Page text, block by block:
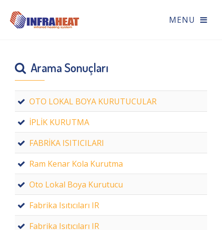
Arama Sonuçları
OTO LOKAL BOYA KURUTUCULAR
İPLİK KURUTMA
FABRİKA ISITICILARI
Ram Kenar Kola Kurutma
Oto Lokal Boya Kurutucu
Fabrika Isıtıcıları IR
Fabrika Isıtıcıları IR